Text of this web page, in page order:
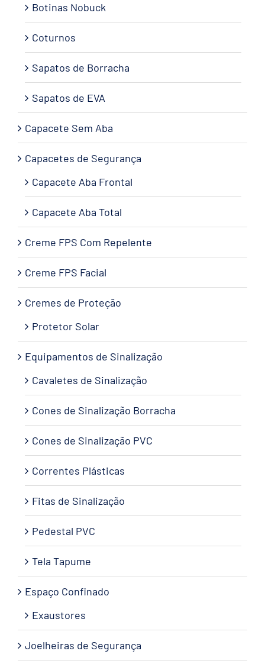
Botinas Nobuck
Coturnos
Sapatos de Borracha
Sapatos de EVA
Capacete Sem Aba
Capacetes de Segurança
Capacete Aba Frontal
Capacete Aba Total
Creme FPS Com Repelente
Creme FPS Facial
Cremes de Proteção
Protetor Solar
Equipamentos de Sinalização
Cavaletes de Sinalização
Cones de Sinalização Borracha
Cones de Sinalização PVC
Correntes Plásticas
Fitas de Sinalização
Pedestal PVC
Tela Tapume
Espaço Confinado
Exaustores
Joelheiras de Segurança